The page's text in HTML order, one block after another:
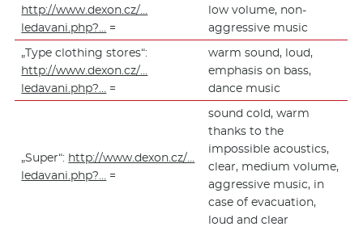
http://www.dexon.cz/…
ledavani.php?… =
low volume, non-
aggressive music
„Type clothing stores“:
http://www.dexon.cz/…
ledavani.php?… =
warm sound, loud,
emphasis on bass,
dance music
„Super“: http://www.dexon.cz/…
ledavani.php?… =
sound cold, warm
thanks to the
impossible acoustics,
clear, medium volume,
aggressive music, in
case of evacuation,
loud and clear